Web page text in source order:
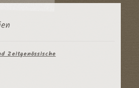
Zeitgenössische